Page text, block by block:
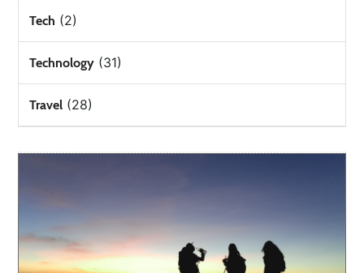
Tech (2)
Technology (31)
Travel (28)